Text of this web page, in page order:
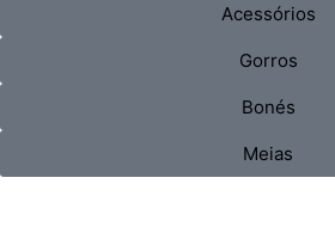
Acessórios
Gorros
Bonés
Meias